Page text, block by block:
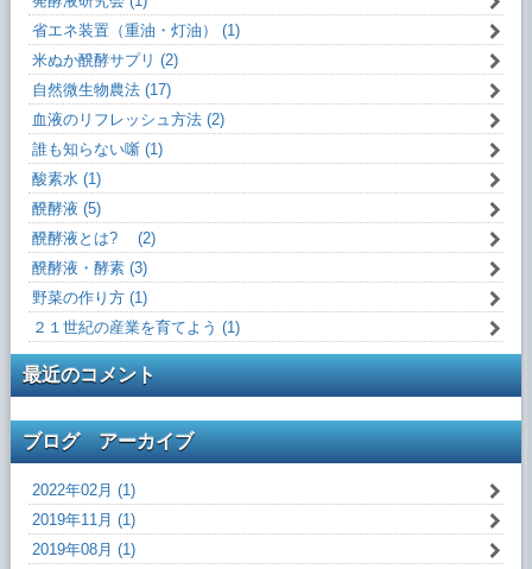
省エネ装置（重油・灯油） (1)
米ぬか醗酵サプリ (2)
自然微生物農法 (17)
血液のリフレッシュ方法 (2)
誰も知らない噺 (1)
酸素水 (1)
醗酵液 (5)
醗酵液とは? (2)
醗酵液・酵素 (3)
野菜の作り方 (1)
２１世紀の産業を育てよう (1)
最近のコメント
ブログ アーカイブ
2022年02月 (1)
2019年11月 (1)
2019年08月 (1)